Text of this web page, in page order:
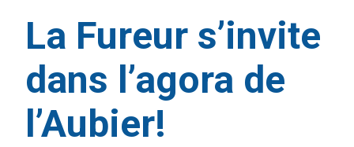
La Fureur s’invite
dans l’agora de
l’Aubier!